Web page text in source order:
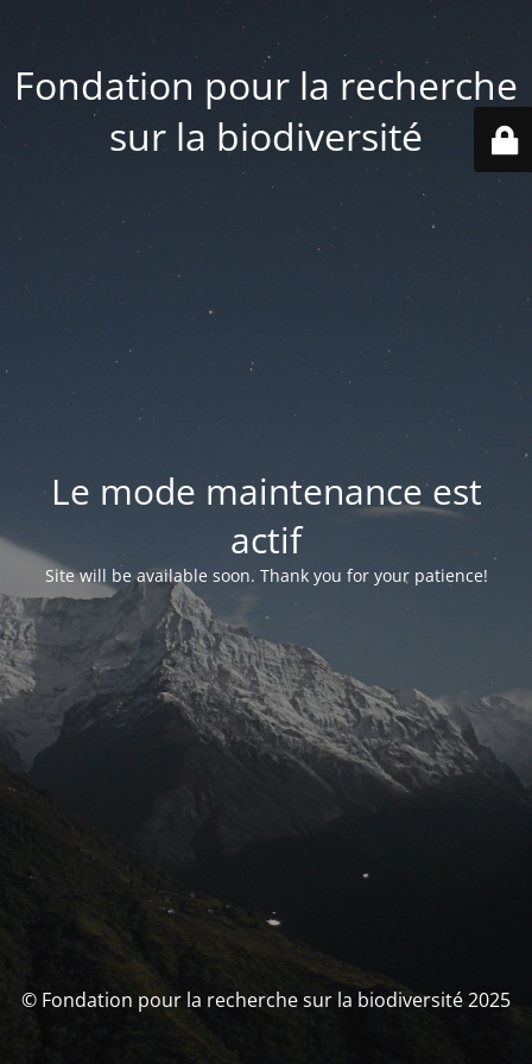
Fondation pour la recherche
sur la biodiversité
Le mode maintenance est
actif
Site will be available soon. Thank you for your patience!
© Fondation pour la recherche sur la biodiversité 2025